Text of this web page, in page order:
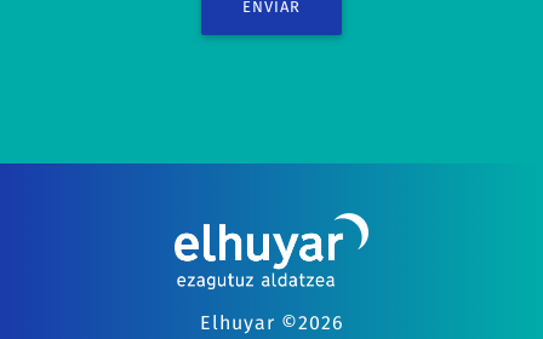
ENVIAR
Elhuyar ©2026